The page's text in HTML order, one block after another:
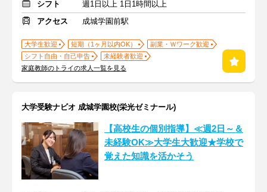
シフト
週1日以上 1日1時間以上
アクセス
成城学園前駅
大学生歓迎 短期（1ヶ月以内OK）
副業・Ｗワーク歓迎
シフト自由・自己申告
未経験者歓迎
家庭教師のトライの求人一覧を見る
大学受験ナビオ 成城学園校(栄光ゼミナール)
【高校生の個別指導】≪週2日～＆
未経験OK≫大学生大歓迎★学校で
覚えた知識を活かそう